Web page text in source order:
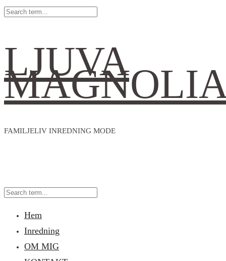
LJUVA
FAMILJELIV INREDNING MODE
Hem
Inredning
OM MIG